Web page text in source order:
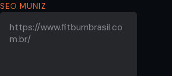
SEO MUNIZ